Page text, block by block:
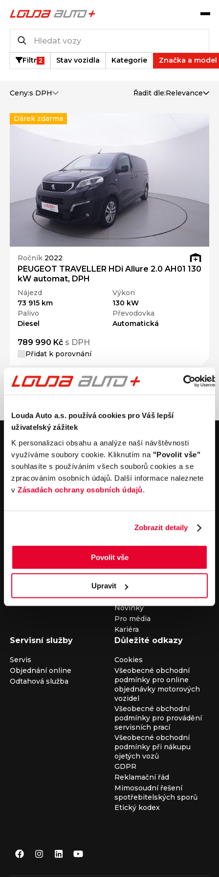
Louda Auto a.s. používá cookies pro Váš lepší
uživatelský zážitek
K personalizaci obsahu a analýze naší návštěvnosti
využíváme soubory cookie. Kliknutím na "Povolit vše"
souhlasíte s používáním všech souborů cookies a se
zpracováním osobních údajů. Další informace naleznete
v Zásadách ochrany osobních údajů.
Zobrazit detaily
Povolit vše
Upravit
Filtr 2 Stav vozidla Kategorie Značka a model
Ceny:s DPH Řadit dle:Relevance
Ročník 2022
PEUGEOT TRAVELLER HDi Allure 2.0 AH01 130
kW automat, DPH
Nájezd
73 915 km
Výkon
130 kW
Palivo
Diesel
Převodovka
Automatická
789 990 Kč s DPH
Přidat k porovnání
Dárek zdarma
V případě dotazů volejte číslo nonstop infolinky
+420 325 400 400
nebo nám napište na e-mailauto@louda.cz
Koupit vůz
Koupit nový vůz
Koupit obytný vůz
Prodat vůz
Nezávazně ocenit
Průběh výkupu vozu
Carsharing
Operativní leasing
Společnost
Kontakty
Louda Auto+ Poděbrady
Obytné vozy
Novinky
Pro média
Kariéra
Servisní služby
Servis
Objednání online
Odtahová služba
Důležité odkazy
Cookies
Všeobecné obchodní
podmínky pro online
objednávky motorových
vozidel
Všeobecné obchodní
podmínky pro provádění
servisních prací
Všeobecné obchodní
podmínky při nákupu
ojetých vozů
GDPR
Reklamační řád
Mimosoudní řešení
spotřebitelských sporů
Etický kodex